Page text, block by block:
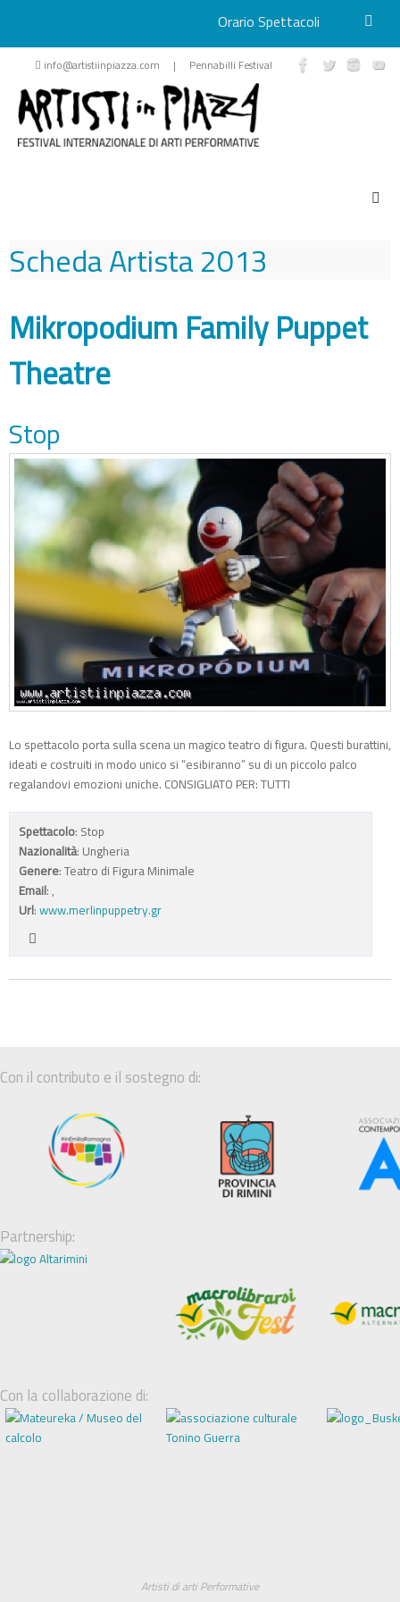
Vai
contenuto
Orario Spettacoli
info@artistiinpiazza.com | Pennabilli Festival
Scheda Artista2013
Mikropodium Family Puppet
Theatre
Stop
Lo spettacolo porta sulla scena un magico teatro di figura. Questi burattini,
ideati e costruiti in modo unico si “esibiranno” su di un piccolo palco
regalandovi emozioni uniche. CONSIGLIATO PER: TUTTI
Spettacolo: Stop
Nazionalità: Ungheria
Genere: Teatro di Figura Minimale
Email: ,
Url: www.merlinpuppetry.gr
Con il contributo e il sostegno di:
Partnership:
Con la collaborazione di:
Artisti di arti Performative